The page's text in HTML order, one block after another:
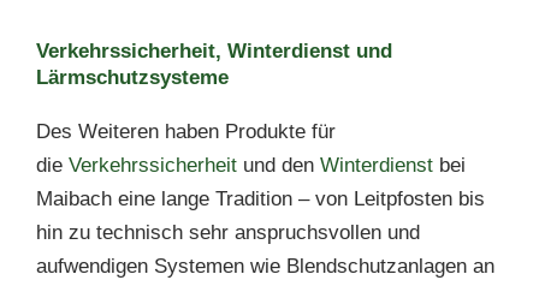
Verkehrssicherheit, Winterdienst und
Lärmschutzsysteme
Des Weiteren haben Produkte für
die Verkehrssicherheit und den Winterdienst bei
Maibach eine lange Tradition – von Leitpfosten bis
hin zu technisch sehr anspruchsvollen und
aufwendigen Systemen wie Blendschutzanlagen an